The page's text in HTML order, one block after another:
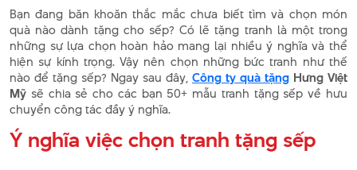
Bạn đang băn khoăn thắc mắc chưa biết tìm và chọn món
quà nào dành tặng cho sếp? Có lẽ tặng tranh là một trong
những sự lựa chọn hoàn hảo mang lại nhiều ý nghĩa và thể
hiện sự kính trọng. Vậy nên chọn những bức tranh như thế
nào để tặng sếp? Ngay sau đây, Công ty quà tặng Hưng Việt
Mỹ sẽ chia sẻ cho các bạn 50+ mẫu tranh tặng sếp về hưu
chuyển công tác đầy ý nghĩa.
Ý nghĩa việc chọn tranh tặng sếp